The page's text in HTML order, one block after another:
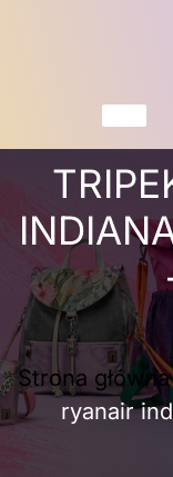
Strona główna
ryanair